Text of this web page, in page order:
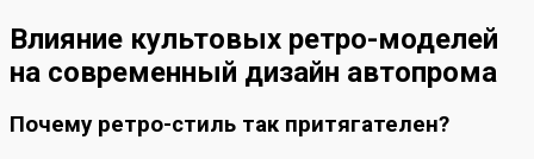
Влияние культовых ретро-моделей
на современный дизайн автопрома
Почему ретро-стиль так притягателен?